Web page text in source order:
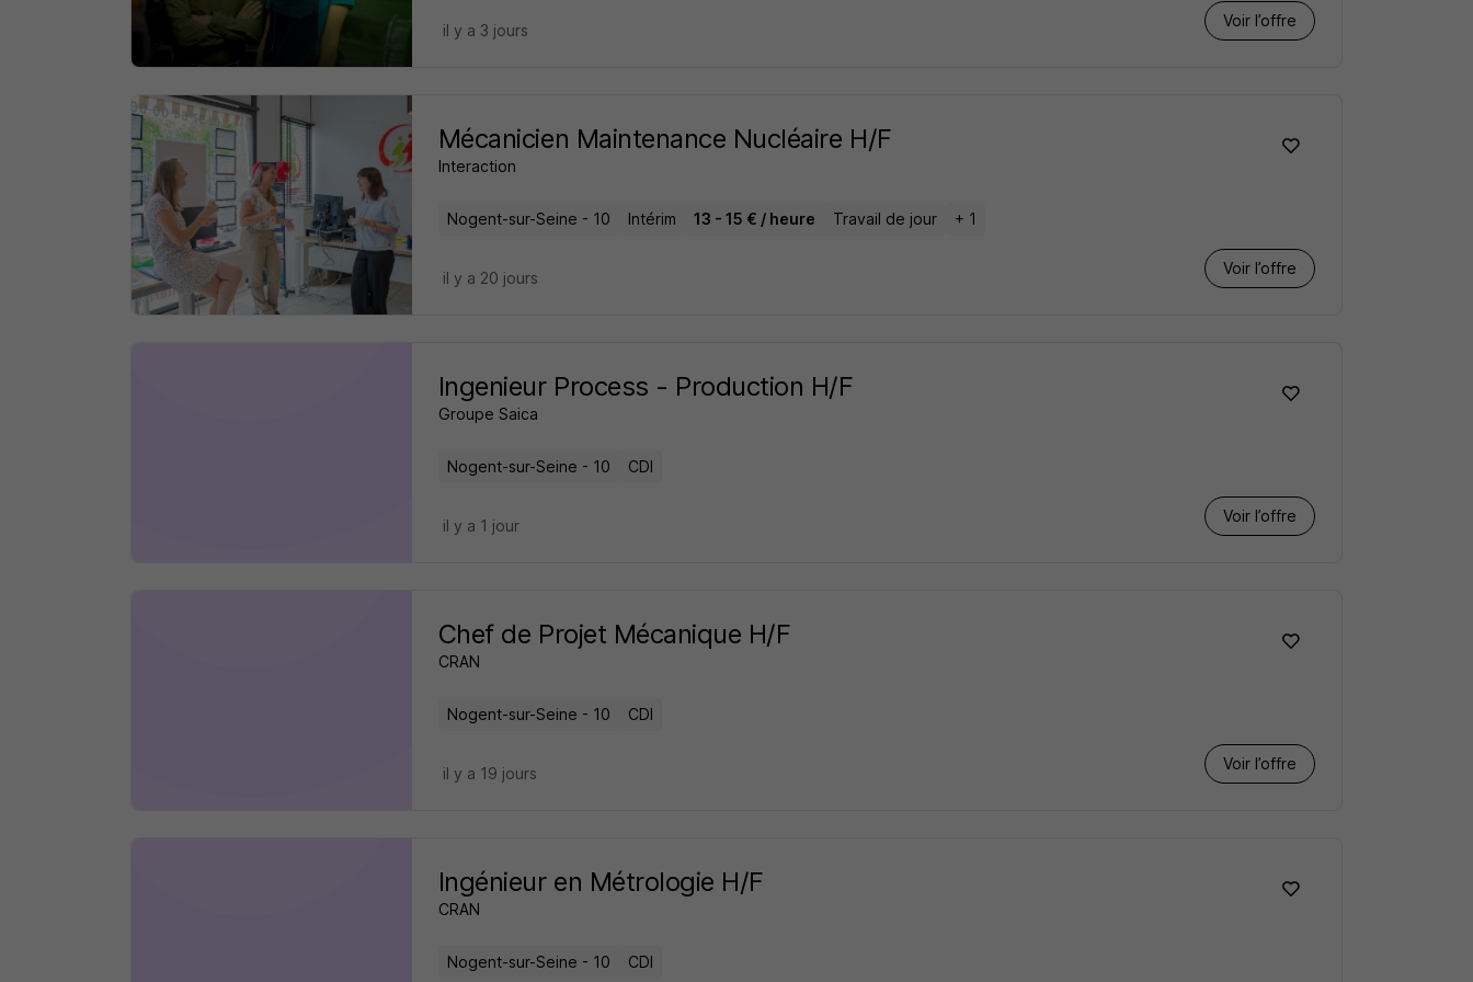
Voir l’offre
il y a 3 jours
Mécanicien Maintenance Nucléaire H/F
Interaction
Nogent-sur-Seine - 10 Intérim 13 - 15 € / heure Travail de jour + 1
Voir l’offre
il y a 20 jours
Ingenieur Process - Production H/F
Groupe Saica
Nogent-sur-Seine - 10 CDI
Voir l’offre
il y a 1 jour
Chef de Projet Mécanique H/F
CRAN
Nogent-sur-Seine - 10 CDI
Voir l’offre
il y a 19 jours
Ingénieur en Métrologie H/F
CRAN
Nogent-sur-Seine - 10 CDI